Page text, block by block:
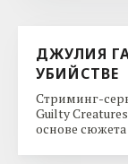
ДЖУЛИЯ
УБИЙСТВЕ
Стриминг-
Guilty
основе